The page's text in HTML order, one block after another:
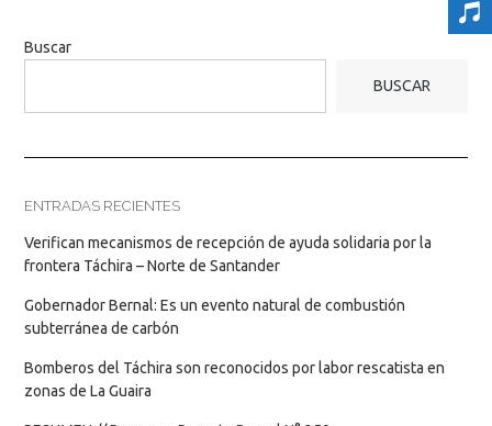
Buscar
BUSCAR
ENTRADAS RECIENTES
Verifican mecanismos de recepción de ayuda solidaria por la
frontera Táchira – Norte de Santander
Gobernador Bernal: Es un evento natural de combustión
subterránea de carbón
Bomberos del Táchira son reconocidos por labor rescatista en
zonas de La Guaira